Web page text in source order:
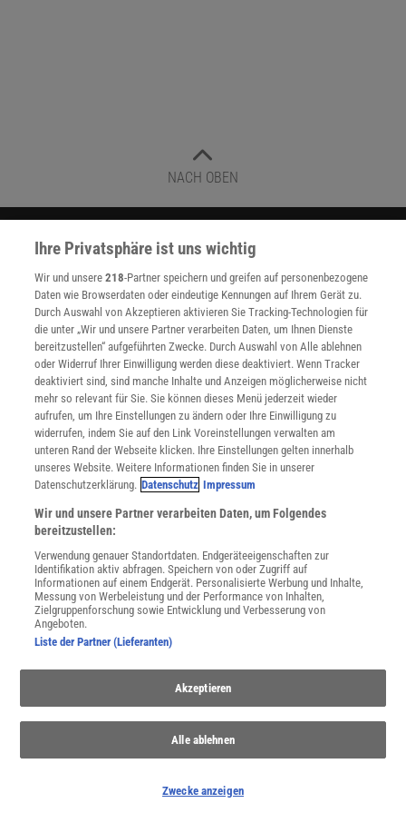
NACH OBEN
Für Sie im Spektrum-Shop und am Kiosk:
WEITERE NEUERSCHEINUNGEN SPEKTRUM SHOP
Spektrum.de-Newsletter abonnieren
JETZT ANMELDEN!
mit Ihren personenbezogenen Daten finden Sie in unsererDatenschutzerklärung
SERVICES
Newsletter
Kontakt
Im Handel kaufen
Ihre Privatsphäre ist uns wichtig
Wir und unsere218-Partner speichern und greifen auf personenbezogene
Daten wie Browserdaten oder eindeutige Kennungen auf Ihrem Gerät zu.
Durch Auswahl von Akzeptieren aktivieren Sie Tracking-Technologien für
die unter „Wir und unsere Partner verarbeiten Daten, um Ihnen Dienste
bereitzustellen“ aufgeführten Zwecke. Durch Auswahl von Alle ablehnen
oder Widerruf Ihrer Einwilligung werden diese deaktiviert. Wenn Tracker
deaktiviert sind, sind manche Inhalte und Anzeigen möglicherweise nicht
mehr so relevant für Sie. Sie können dieses Menü jederzeit wieder
aufrufen, um Ihre Einstellungen zu ändern oder Ihre Einwilligung zu
widerrufen, indem Sie auf den Link Voreinstellungen verwalten am
unteren Rand der Webseite klicken. Ihre Einstellungen gelten innerhalb
unseres Website. Weitere Informationen finden Sie in unserer
Datenschutzerklärung. Datenschutz Impressum
Wir und unsere Partner verarbeiten Daten, um Folgendes
bereitzustellen:
Verwendung genauer Standortdaten. Endgeräteeigenschaften zur
Identifikation aktiv abfragen. Speichern von oder Zugriff auf
Informationen auf einem Endgerät. Personalisierte Werbung und Inhalte,
Messung von Werbeleistung und der Performance von Inhalten,
Zielgruppenforschung sowie Entwicklung und Verbesserung von
Angeboten.
Liste der Partner (Lieferanten)
Akzeptieren
Alle ablehnen
Zwecke anzeigen